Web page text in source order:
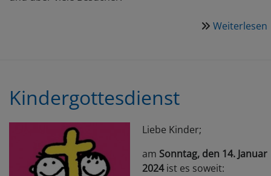
Weiterlesen
Kindergottesdienst
Liebe Kinder;
am Sonntag, den 14. Januar
2024ist es soweit: